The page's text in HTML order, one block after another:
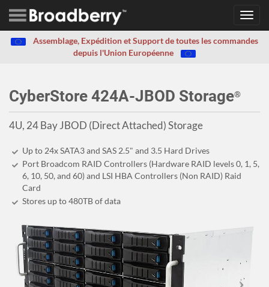
Assemblage, Expédition et Support de toutes les commandes
depuis l'Union Européenne
CyberStore 424A-JBOD Storage®
4U, 24 Bay JBOD (Direct Attached) Storage
Up to 24x SATA3 and SAS 2.5" and 3.5 Hard Drives
Port Broadcom RAID Controllers (Hardware RAID levels 0, 1, 5,
6, 10, 50, and 60) and LSI HBA Controllers (Non RAID) Raid
Card
Stores up to 480TBof data